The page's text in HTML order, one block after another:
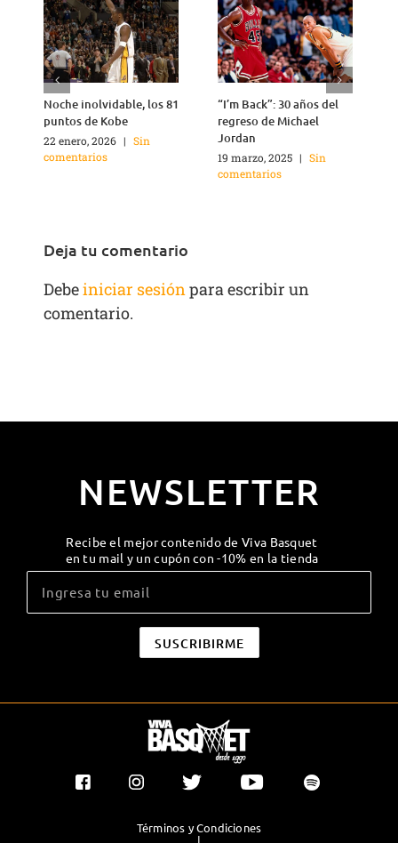
Noche inolvidable, los 81
puntos de Kobe
22 enero, 2026 | Sin
comentarios
“I’m Back”: 30 años del
regreso de Michael
Jordan
19 marzo, 2025 | Sin
comentarios
Deja tu comentario
Debeiniciar sesiónpara escribir un
comentario.
NEWSLETTER
Recibe el mejor contenido de Viva Basquet
en tu mail y un cupón con -10% en la tienda
Términos y Condiciones